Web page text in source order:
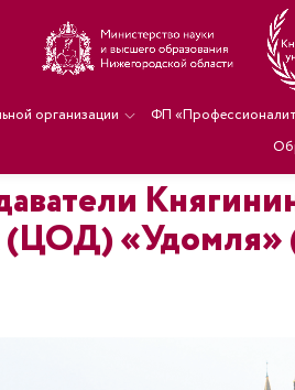
организации ФП
«Удомля»